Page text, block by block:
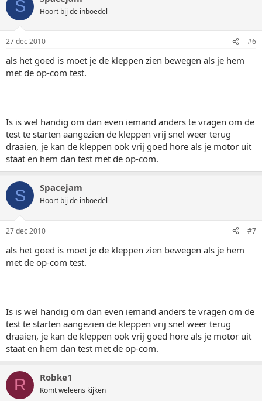
S Hoort bij de inboedel
27 dec 2010 #6
als het goed is moet je de kleppen zien bewegen als je hem
met de op-com test.
Is is wel handig om dan even iemand anders te vragen om de
test te starten aangezien de kleppen vrij snel weer terug
draaien, je kan de kleppen ook vrij goed hore als je motor uit
staat en hem dan test met de op-com.
S Spacejam
Hoort bij de inboedel
27 dec 2010 #7
als het goed is moet je de kleppen zien bewegen als je hem
met de op-com test.
Is is wel handig om dan even iemand anders te vragen om de
test te starten aangezien de kleppen vrij snel weer terug
draaien, je kan de kleppen ook vrij goed hore als je motor uit
staat en hem dan test met de op-com.
R Robke1
Komt weleens kijken